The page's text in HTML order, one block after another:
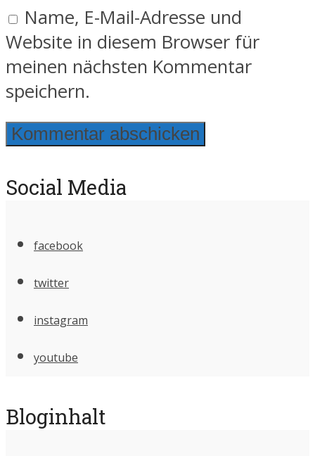
Name, E-Mail-Adresse und
Website in diesem Browser für
meinen nächsten Kommentar
speichern.
Social Media
facebook
twitter
instagram
youtube
Bloginhalt